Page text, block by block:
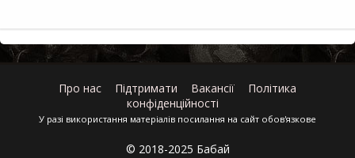
Про нас Підтримати Вакансії
Політика
конфіденційності
У разі використання матеріалів посилання на сайт обов'язкове
© 2018-2025 Бабай